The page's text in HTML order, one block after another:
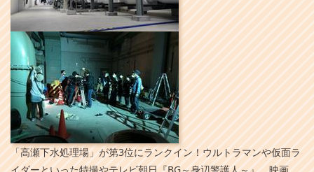
「高瀬下水処理場」が第3位にランクイン！ウルトラマンや仮面ラ
イダーといった特撮やテレビ朝日『BG～身辺警護人～』、映画